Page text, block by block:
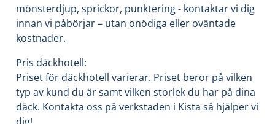
mönsterdjup, sprickor, punktering - kontaktar vi dig
innan vi påbörjar – utan onödiga eller oväntade
kostnader.
Pris däckhotell:
Priset för däckhotell varierar. Priset beror på vilken
typ av kund du är samt vilken storlek du har på dina
däck. Kontakta oss på verkstaden i Kista så hjälper vi